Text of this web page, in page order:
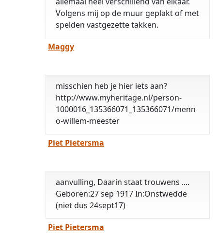
Volgens mij op de muur geplakt of met
spelden vastgezette takken.
Maggy
misschien heb je hier iets aan?
http://www.myheritage.nl/person-
1000016_135366071_135366071/menn
o-willem-meester
Piet Pietersma
aanvulling, Daarin staat trouwens ....
Geboren:27 sep 1917 In:Onstwedde
(niet dus 24sept17)
Piet Pietersma